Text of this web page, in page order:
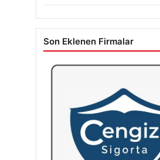
Son Eklenen Firmalar